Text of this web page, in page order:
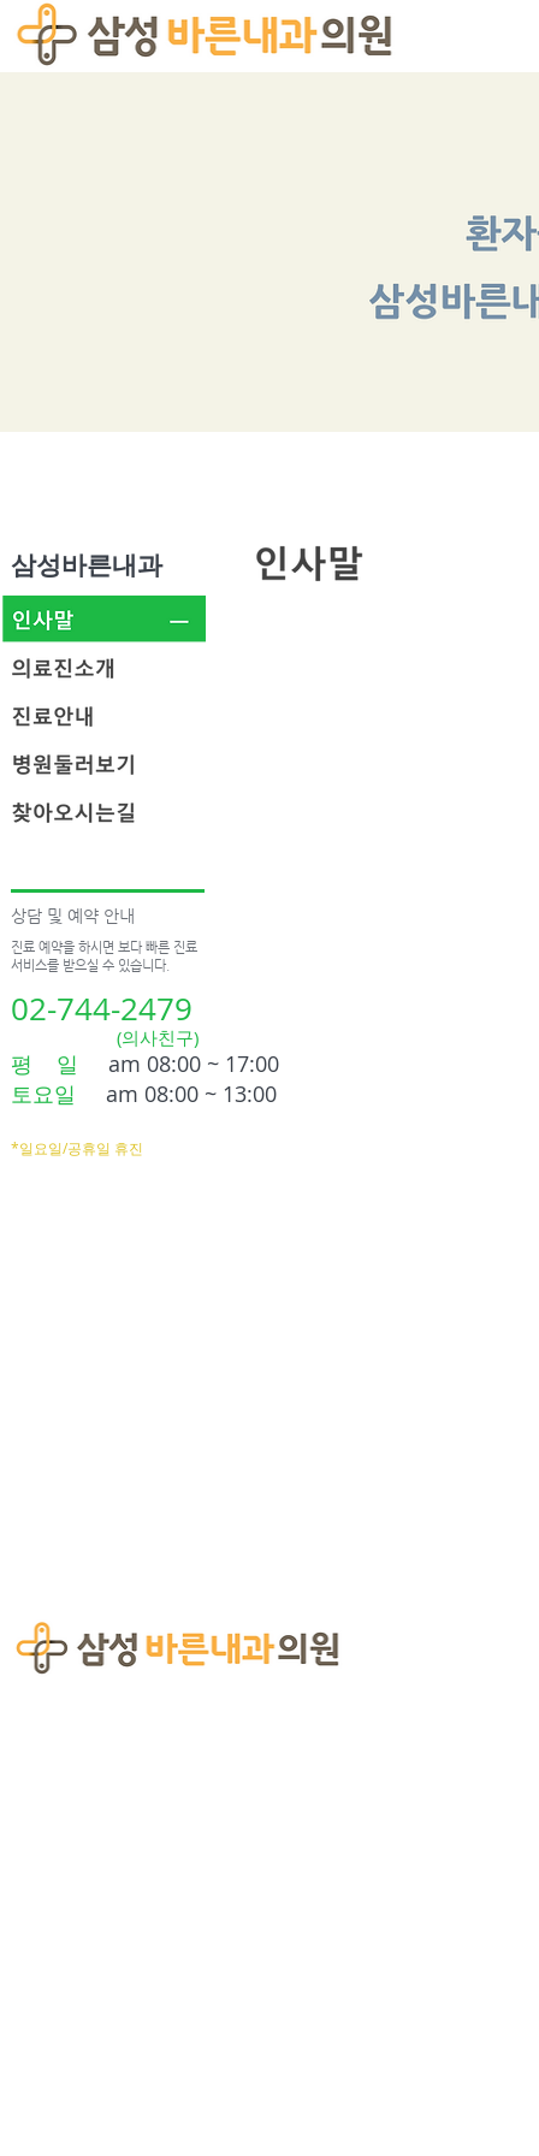
삼성바른내과
상담 및 예약 안내
진료 예약을 하시면 보다 빠른 진료
서비스를 받으실 수 있습니다.
02-744-2479
(의사친구)
평 일 am 08:00 ~ 17:00
토요일 am 08:00 ~ 13:00
*일요일/공휴일 휴진